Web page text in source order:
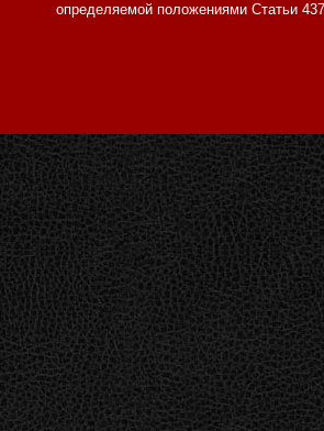
определяемой положениями Статьи